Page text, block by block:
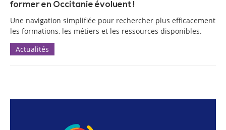
former en Occitanie évoluent !
Une navigation simplifiée pour rechercher plus efficacement
les formations, les métiers et les ressources disponibles.
Actualités